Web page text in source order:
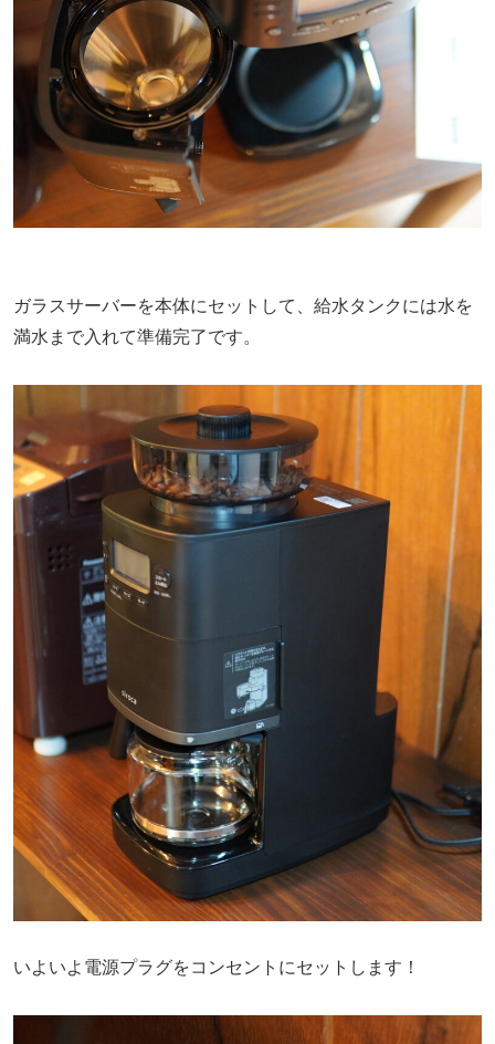
ガラスサーバーを本体にセットして、給水タンクには水を
満水まで入れて準備完了です。
いよいよ電源プラグをコンセントにセットします！